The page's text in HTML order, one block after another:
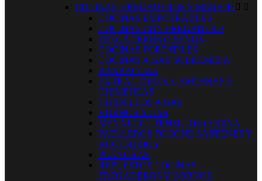
COCINAS, FREGADEROS Y MENAJE  
COCINAS EMPOTRABLES
COCINAS CON FREGADERO
FREGADEROS O SENOS
COCINAS PORTATILES
COCINAS A GAS SOBREMESA
BARBACOAS
EXTRACTORES, CAMPANAS Y
CHIMENEAS
HORNILLOS A GAS
HORNOS A GAS
MENAJE Y UTENSILIOS COCINA
PAELLEROS FOGONE SARTENES Y
ACCESORIOS
PLANCHAS
REPUESTOS COCINAS,
FREGADEROS Y HORNOS